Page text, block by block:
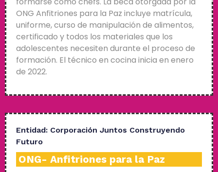
ONG Anfitriones para la Paz incluye matrícula,
uniforme, curso de manipulación de alimentos,
certificado y todos los materiales que los
adolescentes necesiten durante el proceso de
formación. El técnico en cocina inicia en enero
de 2022.
Entidad: Corporación Juntos Construyendo
Futuro
ONG- Anfitriones para la Paz